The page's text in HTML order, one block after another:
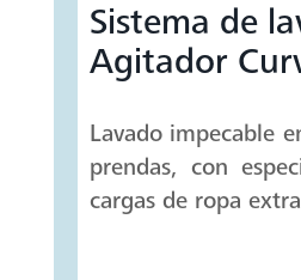
Sistema de
Agitador
Lavado impecable
prendas, con
cargas de ropa